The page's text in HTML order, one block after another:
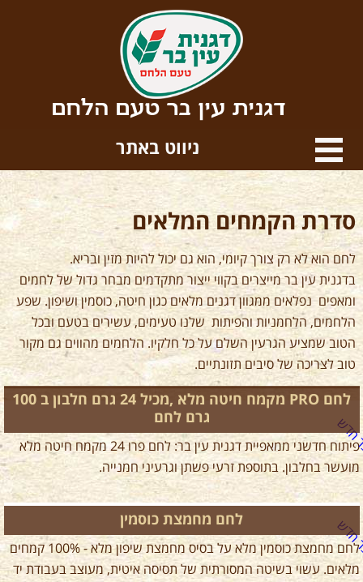
דגנית עין בר טעם הלחם
ניווט באתר
סדרת הקמחים המלאים
לחם הוא לא רק צורך קיומי, הוא גם יכול להיות מזין ובריא.
בדגנית עין בר מייצרים בקווי ייצור מתקדמים מבחר גדול של לחמים
ומאפים נפלאים ממגוון דגנים מלאים כגון חיטה, כוסמין ושיפון. שפע
הלחמים, הלחמניות והפיתות שלנו טעימים, עשירים בטעם ובכל
הטוב שמציע הגרעין השלם על כל חלקיו. הלחמים מהווים גם מקור
טוב לצריכה של סיבים תזונתיים.
לחם PRO מקמח חיטה מלא ,מכיל 24 גרם חלבון ב 100
גרם לחם
פיתוח חדשני ממאפיית דגנית עין בר: לחם פרו 24 מקמח חיטה מלא
מועשר בחלבון. בתוספת זרעי פשתן וגרעיני חמנייה.
לחם מחמצת כוסמין
לחם מחמצת כוסמין מלא על בסיס מחמצת שיפון מלא - 100% קמחים
מלאים. עשוי בשיטה המסורתית של תסיסה איטית, מעוצב בעבודת יד